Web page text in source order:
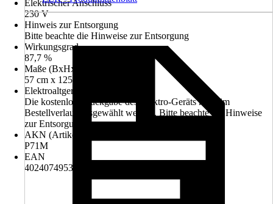
Elektrischer Anschluss
230 V
Hinweis zur Entsorgung
Bitte beachte die Hinweise zur Entsorgung
Wirkungsgrad
87,7 %
Maße (BxHxT)
57 cm x 125 cm x 69 cm
Elektroaltgerät-Rücknahme
Die kostenlose Rückgabe des Elektro-Geräts kann im
Bestellverlauf ausgewählt werden. Bitte beachte die Hinweise
zur Entsorgung.
AKN (Artikelkurznummer)
P71M
EAN
4024074953709